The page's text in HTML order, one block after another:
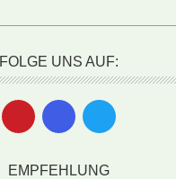
FOLGE UNS AUF:
EMPFEHLUNG